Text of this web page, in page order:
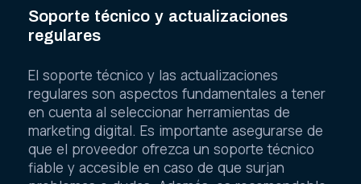
Soporte técnico y actualizaciones
regulares
El soporte técnico y las actualizaciones
regulares son aspectos fundamentales a tener
en cuenta al seleccionar herramientas de
marketing digital. Es importante asegurarse de
que el proveedor ofrezca un soporte técnico
fiable y accesible en caso de que surjan